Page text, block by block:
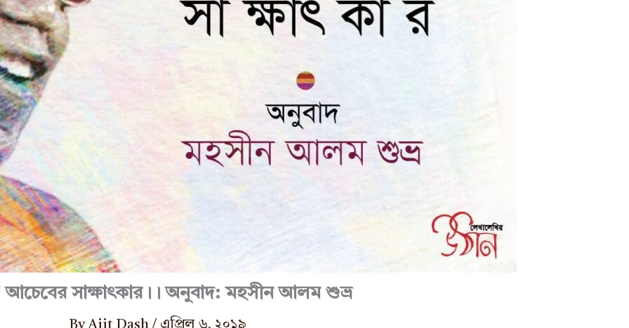
আচেবের সাক্ষাৎকার।। অনুবাদ: মহসীন আলম শুভ্র
By Ajit Dash / এপ্রিল ৬, ২০১৯